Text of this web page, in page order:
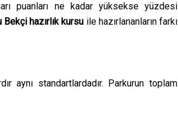
puanları ne kadar yüksekse yüzdesi
Bekçihazırlık kursu ile hazırlananların farkı
aynı standartlardadır. Parkurun toplam